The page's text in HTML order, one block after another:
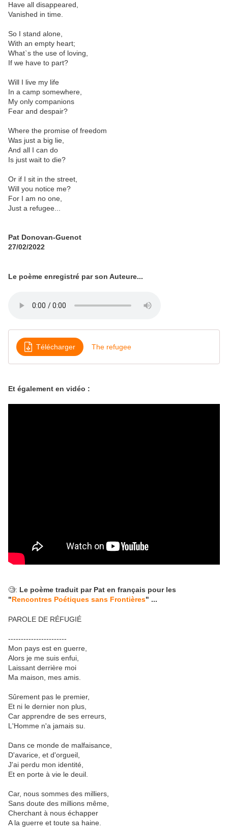
Have all disappeared,
Vanished in time.
So I stand alone,
With an empty heart;
What`s the use of loving,
If we have to part?
Will I live my life
In a camp somewhere,
My only companions
Fear and despair?
Where the promise of freedom
Was just a big lie,
And all I can do
Is just wait to die?
Or if I sit in the street,
Will you notice me?
For I am no one,
Just a refugee...
Pat Donovan-Guenot
27/02/2022
Le poème enregistré par son Auteure...
Télécharger The refugee
Et également en vidéo :
🧐: Le poème traduit par Pat en français pour les
"Rencontres Poétiques sans Frontières" ...
PAROLE DE RÉFUGIÉ
-----------------------
Mon pays est en guerre,
Alors je me suis enfui,
Laissant derrière moi
Ma maison, mes amis.
Sûrement pas le premier,
Et ni le dernier non plus,
Car apprendre de ses erreurs,
L'Homme n'a jamais su.
Dans ce monde de malfaisance,
D'avarice, et d'orgueil,
J'ai perdu mon identité,
Et en porte à vie le deuil.
Car, nous sommes des milliers,
Sans doute des millions même,
Cherchant à nous échapper
A la guerre et toute sa haine.